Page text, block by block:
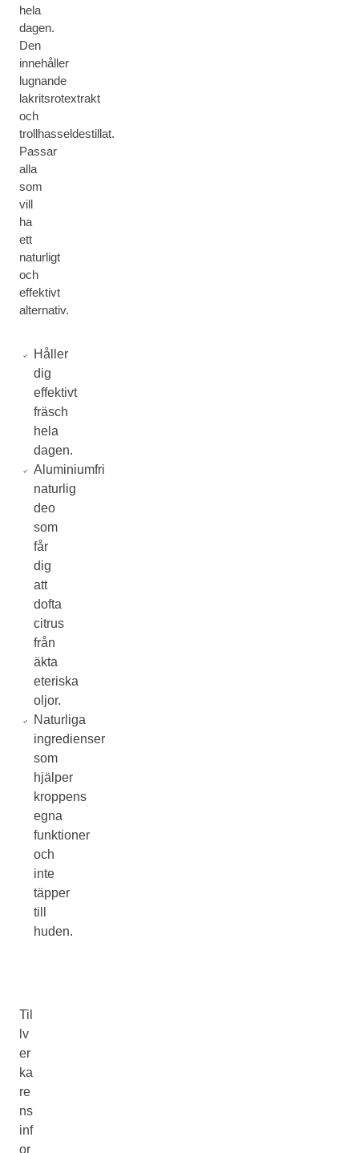
hela
dagen.
Den
innehåller
lugnande
lakritsrotextrakt
och
trollhasseldestillat.
Passar
alla
som
vill
ha
ett
naturligt
och
effektivt
alternativ.
Håller
dig
effektivt
fräsch
hela
dagen.
Aluminiumfri
naturlig
deo
som
får
dig
att
dofta
citrus
från
äkta
eteriska
oljor.
Naturliga
ingredienser
som
hjälper
kroppens
egna
funktioner
och
inte
täpper
till
huden.
Til
lv
er
ka
re
ns
inf
or